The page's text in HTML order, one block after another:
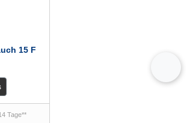
15 F
Tage**
vor